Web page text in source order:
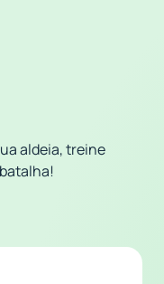
aldeia, treine